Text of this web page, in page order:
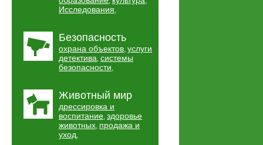
Исследования,
Безопасность
охрана объектов, услуги
детектива, системы
безопасности,
Животный мир
дрессировка и
воспитание, здоровье
животных, продажа и
уход,